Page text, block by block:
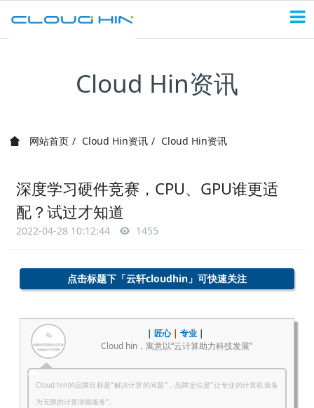
Cloud Hin资讯
网站首页 Cloud Hin资讯 Cloud Hin资讯
深度学习硬件竞赛，CPU、GPU谁更适
配？试过才知道
2022-04-28 10:12:44 1455
点击标题下「云轩cloudhin 」可快速关注
| 匠心 | 专业 |
Cloud hin，寓意以“云计算助力科技发展”
Cloud hin的品牌目标是“解决计算的问题”，品牌定位是“让专业的计算机装备
为无限的计算潜能服务”。